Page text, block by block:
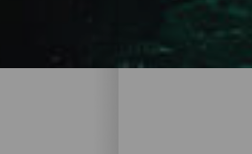
grande fascino
senza
desideri non solo